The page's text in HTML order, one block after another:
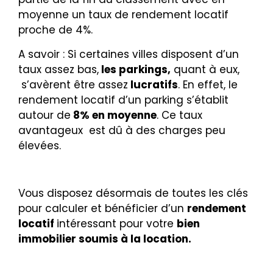
moyenne un taux de rendement locatif
proche de 4%.
A savoir : Si certaines villes disposent d’un
taux assez bas, les parkings, quant à eux,
s’avèrent être assez lucratifs. En effet, le
rendement locatif d’un parking s’établit
autour de 8% en moyenne. Ce taux
avantageux est dû à des charges peu
élevées.
Vous disposez désormais de toutes les clés
pour calculer et bénéficier d’un rendement
locatif intéressant pour votre bien
immobilier soumis à la location.